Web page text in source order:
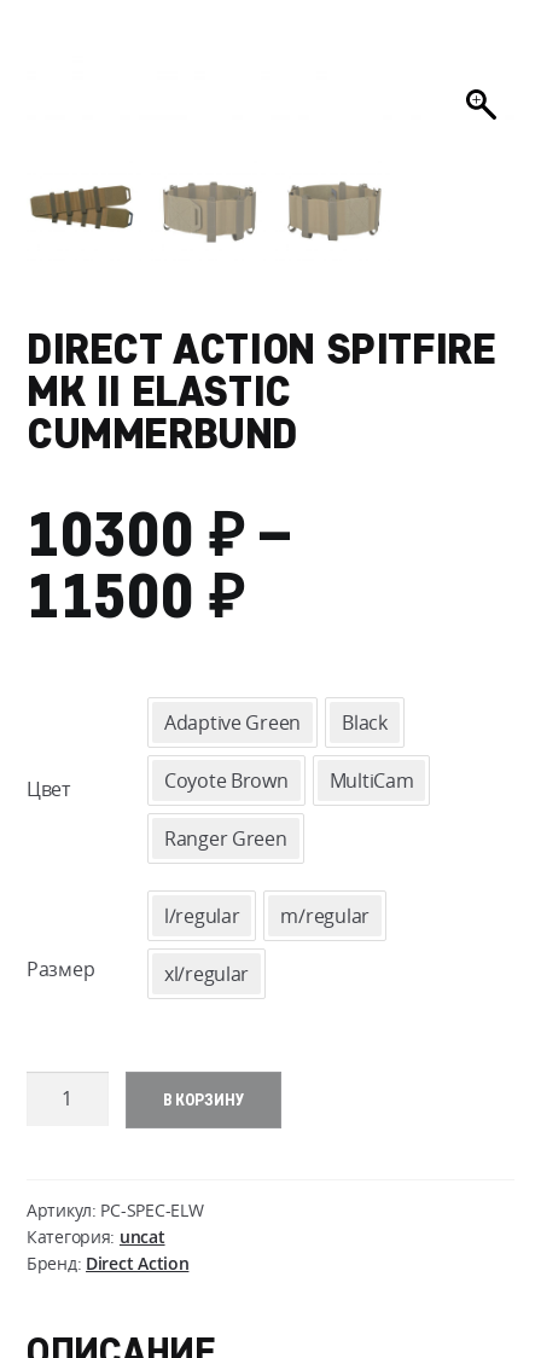
DIRECT ACTION SPITFIRE
MK II ELASTIC
CUMMERBUND
10300₽ –
11500₽
10300 ₽
–
11500 ₽
Цвет
Adaptive Green Black
Coyote Brown MultiCam
Ranger Green
Размер
l/regular m/regular
xl/regular
Количество
SPITFIRE
MK
II
В КОРЗИНУ
Артикул: PC-SPEC-ELW
Категория: uncat
Бренд: Direct Action